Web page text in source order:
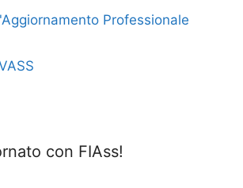
Professionale
con FIAss!